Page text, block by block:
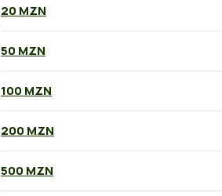
20 MZN
50 MZN
100 MZN
200 MZN
500 MZN